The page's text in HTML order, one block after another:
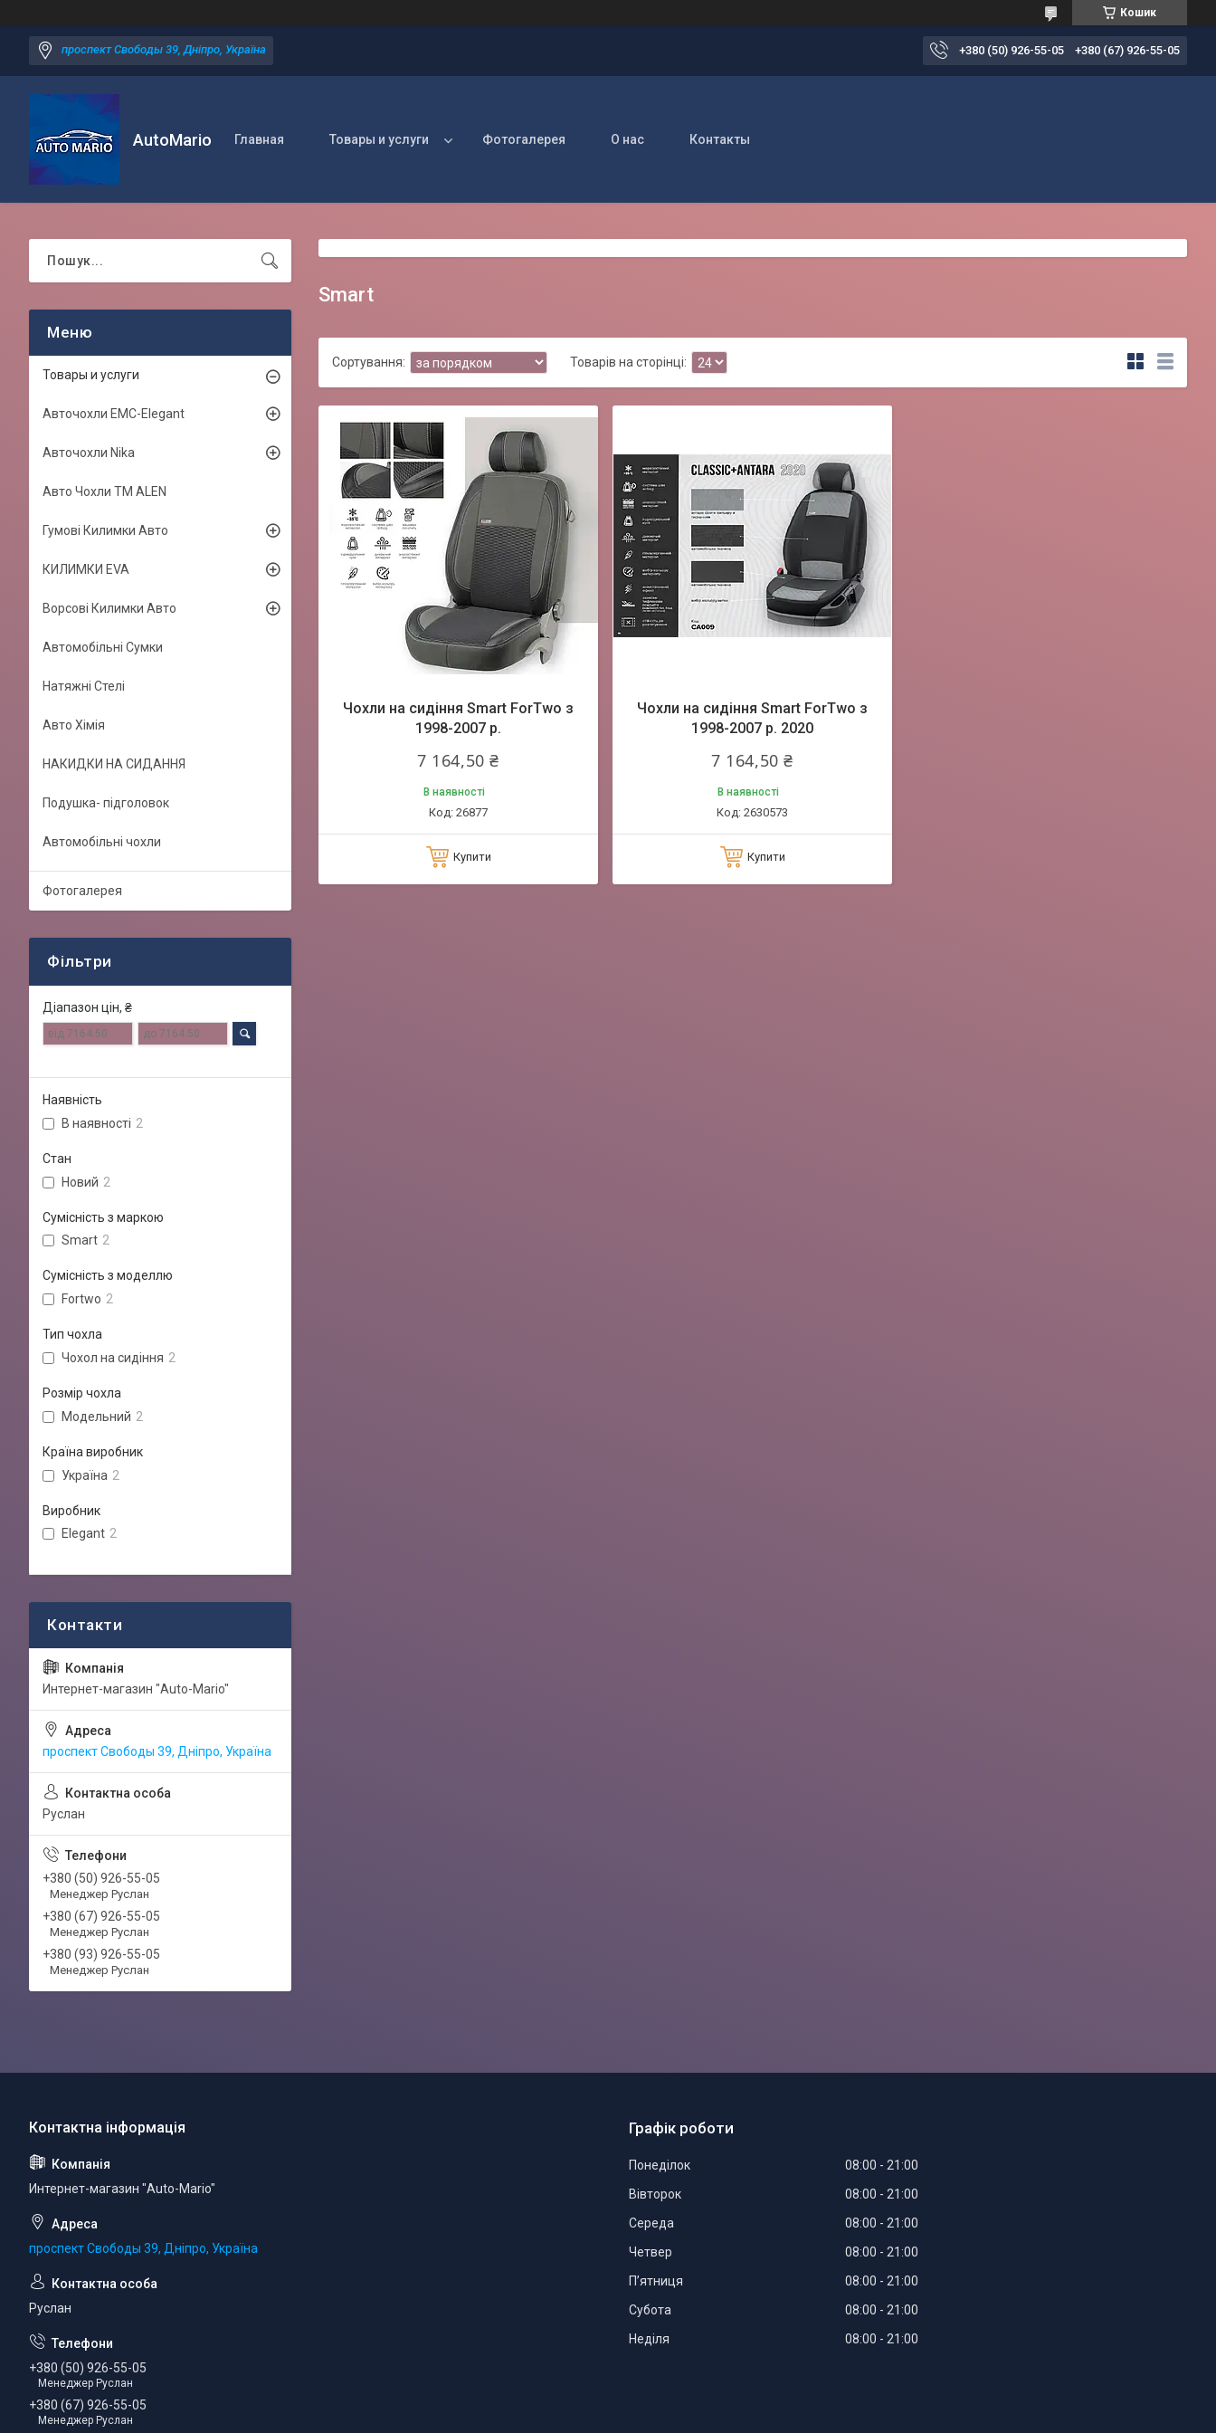
Кошик
проспект Свободы 39, Дніпро, Україна +380 (50) 926-55-05 +380 (67) 926-55-05
AutoMario Главная Товары и услуги Фотогалерея О нас Контакты
Smart
Чохли на сидіння Smart ForTwo з
1998-2007 р.
7 164,50 ₴
В наявності
26877
Купити
Чохли на сидіння Smart ForTwo з
1998-2007 р. 2020
7 164,50 ₴
В наявності
2630573
Купити
Товары и услуги
Авточохли EMC-Elegant
Авточохли Nika
Авто Чохли TM ALEN
Гумові Килимки Авто
КИЛИМКИ EVA
Ворсові Килимки Авто
Автомобільні Сумки
Натяжні Стелі
Авто Хімія
НАКИДКИ НА СИДАННЯ
Подушка- підголовок
Автомобільні чохли
Фотогалерея
Фільтри
Діапазон цін, ₴
Наявність
В наявності 2
Стан
Новий 2
Сумісність з маркою
Smart 2
Сумісність з моделлю
Fortwo 2
Тип чохла
Чохол на сидіння 2
Розмір чохла
Модельний 2
Країна виробник
Україна 2
Виробник
Elegant 2
Интернет-магазин "Auto-Mario"
проспект Свободы 39, Дніпро, Україна
Руслан
+380 (50) 926-55-05
Менеджер Руслан
+380 (67) 926-55-05
Менеджер Руслан
+380 (93) 926-55-05
Менеджер Руслан
Интернет-магазин "Auto-Mario"
проспект Свободы 39, Дніпро, Україна
Руслан
+380 (50) 926-55-05
Менеджер Руслан
+380 (67) 926-55-05
Менеджер Руслан
Графік роботи
Понеділок 08:00
21:00
Вівторок
08:00
21:00
Середа
08:00
21:00
Четвер
08:00
21:00
Пʼятниця
08:00
21:00
Субота
08:00
21:00
Неділя
08:00 21:00